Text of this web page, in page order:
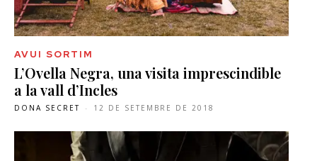
AVUI SORTIM
L’Ovella Negra, una visita imprescindible
a la vall d’Incles
DONA SECRET - 12 DE SETEMBRE DE 2018